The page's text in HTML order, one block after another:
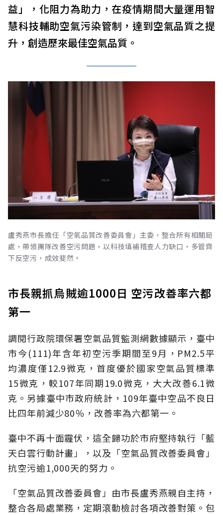
益」，化阻力為助力，在疫情期間大量運用智
慧科技輔助空氣污染管制，達到空氣品質之提
升，創造歷來最佳空氣品質。
盧秀燕市長擔任「空氣品質改善委員會」主委，整合所有相關局
處，帶領團隊改善空污問題，以科技填補稽查人力缺口，多管齊
下反空污，成效斐然。
市長親抓烏賊逾1000日 空污改善率六都
第一
調閱行政院環保署空氣品質監測網數據顯示，臺中
市今(111)年含年初空污季期間至9月，PM2.5平
均濃度僅12.9微克，首度優於國家空氣品質標準
15微克，較107年同期19.0微克，大大改善6.1微
克。另據臺中市政府統計，109年臺中空品不良日
比四年前減少80％，改善率為六都第一。
臺中不再十面霾伏，這全歸功於市府堅持執行「藍
天白雲行動計畫」，以及「空氣品質改善委員會」
抗空污逾1,000天的努力。
「空氣品質改善委員會」由市長盧秀燕親自主持，
整合各局處業務，定期滾動檢討各項改善對策。包